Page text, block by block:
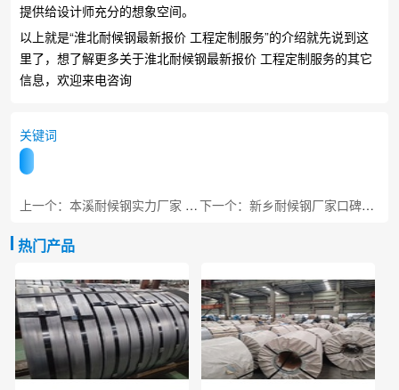
提供给设计师充分的想象空间。
以上就是“淮北耐候钢最新报价 工程定制服务”的介绍就先说到这
里了，想了解更多关于淮北耐候钢最新报价 工程定制服务的其它
信息，欢迎来电咨询
关键词
上一个：本溪耐候钢实力厂家 工程专用板材 下一个：新乡耐候钢厂家口碑推荐 基建工程直供
热门产品